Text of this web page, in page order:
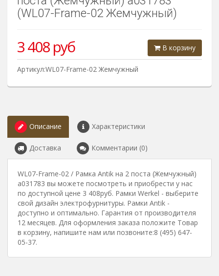
(WL07-Frame-02 Жемчужный)
В корзину
3 408руб
Артикул:WL07-Frame-02 Жемчужный
Описание Характеристики
Доставка Комментарии (0)
WL07-Frame-02 / Рамка Antik на 2 поста (Жемчужный)
a031783 вы можете посмотреть и приобрести у нас
по доступной цене 3 408руб. Рамки Werkel - выберите
свой дизайн электрофурнитуры. Рамки Antik -
доступно и оптимально. Гарантия от производителя
12 месяцев. Для оформления заказа положите Товар
в корзину, напишите нам или позвоните:8 (495) 647-
05-37.